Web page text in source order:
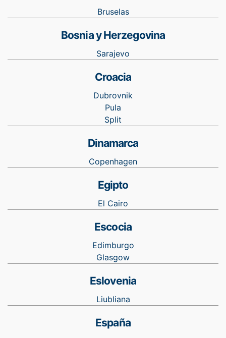
Bruselas
Bosnia y Herzegovina
Sarajevo
Croacia
Dubrovnik
Pula
Split
Dinamarca
Copenhagen
Egipto
El Cairo
Escocia
Edimburgo
Glasgow
Eslovenia
Liubliana
España